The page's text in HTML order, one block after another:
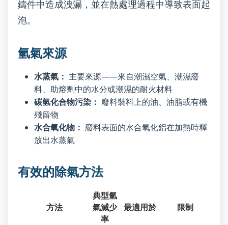
鑄件中造成洩漏，並在熱處理過程中導致表面起
泡。
氫氣來源
水蒸氣： 主要來源——來自潮濕空氣、潮濕廢
料、助熔劑中的水分或潮濕的耐火材料
碳氫化合物污染： 廢料裝料上的油、油脂或有機
殘留物
水合氧化物： 廢料表面的水合氧化鋁在加熱時釋
放出水蒸氣
有效的除氣方法
方法
典型氫
氣減少
率
最適用於 限制